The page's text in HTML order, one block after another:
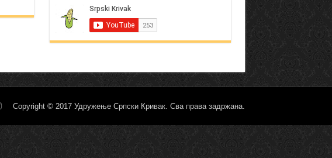
Copyright © 2017 Удружење Српски Кривак. Сва права задржана.